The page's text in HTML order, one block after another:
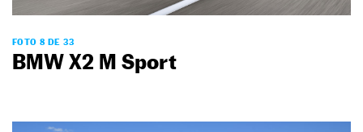
FOTO 8 DE 33
BMW X2 M Sport